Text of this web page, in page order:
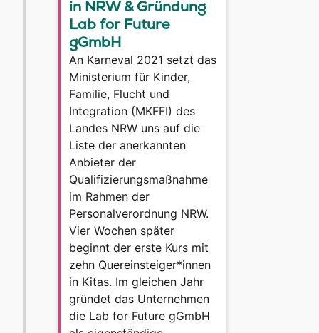
in NRW & Gründung
Lab for Future
gGmbH
An Karneval 2021 setzt das
Ministerium für Kinder,
Familie, Flucht und
Integration (MKFFI) des
Landes NRW uns auf die
Liste der anerkannten
Anbieter der
Qualifizierungsmaßnahme
im Rahmen der
Personalverordnung NRW.
Vier Wochen später
beginnt der erste Kurs mit
zehn Quereinsteiger*innen
in Kitas. Im gleichen Jahr
gründet das Unternehmen
die Lab for Future gGmbH